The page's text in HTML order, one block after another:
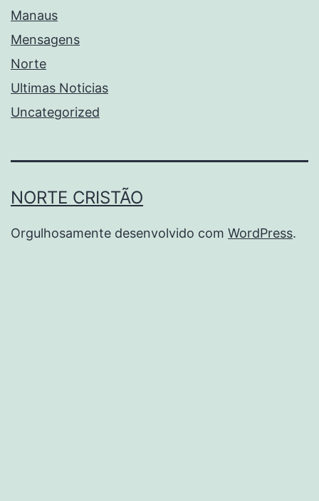
Manaus
Mensagens
Norte
Ultimas Noticias
Uncategorized
NORTE CRISTÃO
Orgulhosamente desenvolvido com WordPress.